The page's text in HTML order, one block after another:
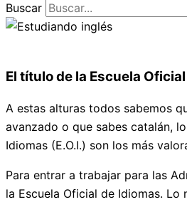
Buscar
El título de la Escuela
A estas alturas todos sabemos
avanzado o que sabes catalán,
Idiomas (E.O.I.) son los más
Para entrar a trabajar para las
la Escuela Oficial de Idiomas.